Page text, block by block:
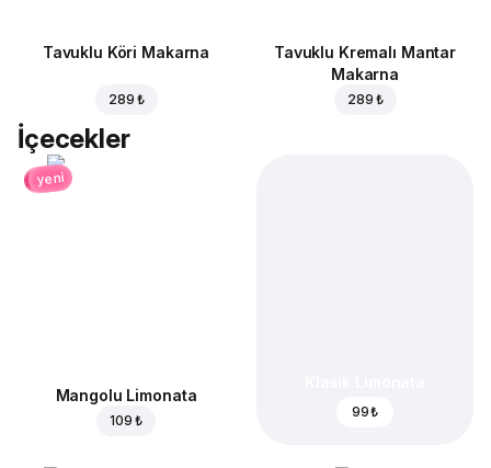
Tavuklu Köri Makarna
289 ₺
Tavuklu Kremalı Mantar
Makarna
289 ₺
İçecekler
yeni
Mangolu Limonata
109 ₺
99 ₺